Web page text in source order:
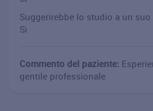
Suggerirebbe lo studio a un
Si
Commento del paziente:
gentile professionale